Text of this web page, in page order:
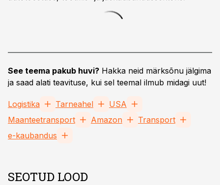
See teema pakub huvi? Hakka neid märksõnu jälgima
ja saad alati teavituse, kui sel teemal ilmub midagi uut!
Logistika Tarneahel
USA
Maanteetransport
Amazon
Transport
e-kaubandus
SEOTUD LOOD